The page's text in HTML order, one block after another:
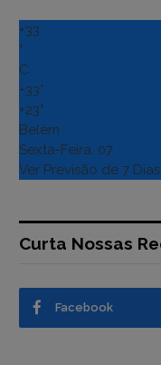
+33
°
C
+33°
+23°
Belém
Sexta-Feira, 07
Ver Previsão de 7 Dias
Curta Nossas
Facebook